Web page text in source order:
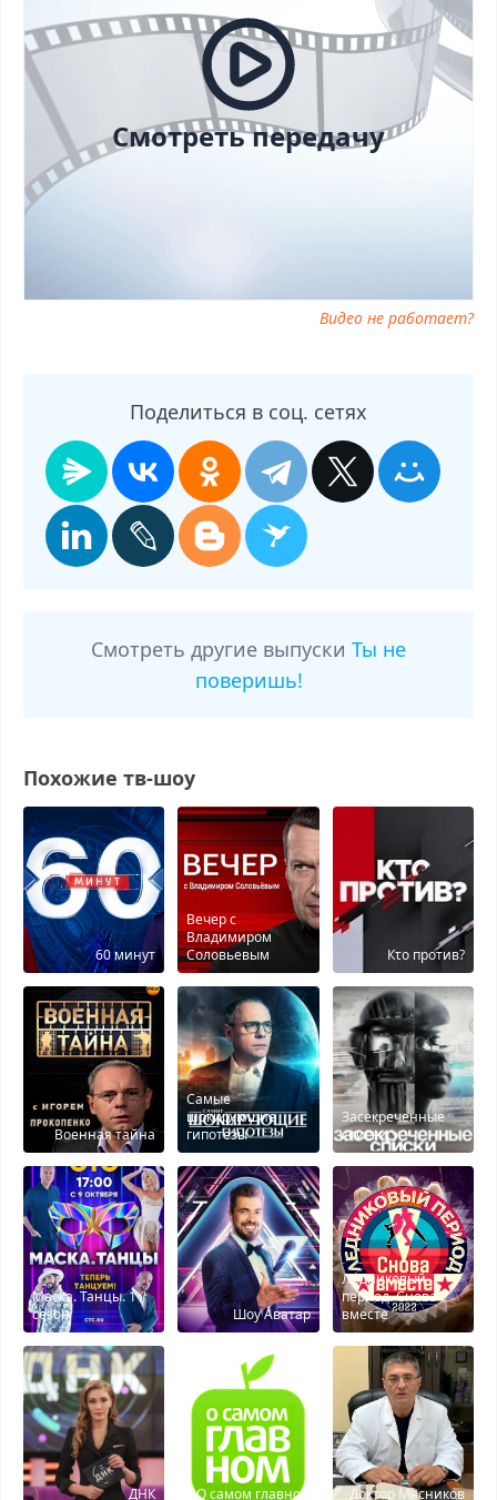
27.09.2025, смотреть Ты не поверишь! от 27.09.2025 онлайн,
самое интересное в Ты не поверишь! от 27.09.2025, Ты не
поверишь! от 27.09.2025 смотреть сегодня, смотреть онлайн Ты
не поверишь! от 27.09.2025, ток шоу Ты не поверишь! от
27.09.2025, смотреть программу Ты не поверишь! от 27.09.2025
Смотреть передачу
Видео не работает?
Поделиться в соц. сетях
Смотреть другие выпуски Ты не
поверишь!
Похожие тв-шоу
60 минут
Вечер с
Владимиром
Соловьевым
Кτо против?
Военная тайна
Самые
шокирующие
гипотезы
Засекреченные
списки
Маска. Танцы. 1
сезон
Шоу Аватар
Ледниковый
период. Снова
вместе
ДНК О самом главном Доктор Мясников